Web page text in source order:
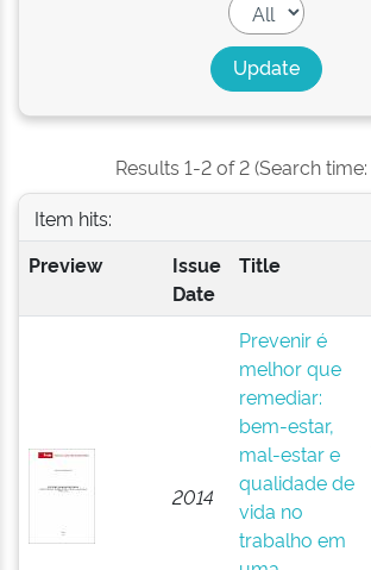
Results 1-2 of 2 (Search
Item hits:
Preview
Issue
Date
Title
2014
Prevenir é
melhor que
remediar:
bem-estar,
mal-estar e
qualidade de
vida no
trabalho em